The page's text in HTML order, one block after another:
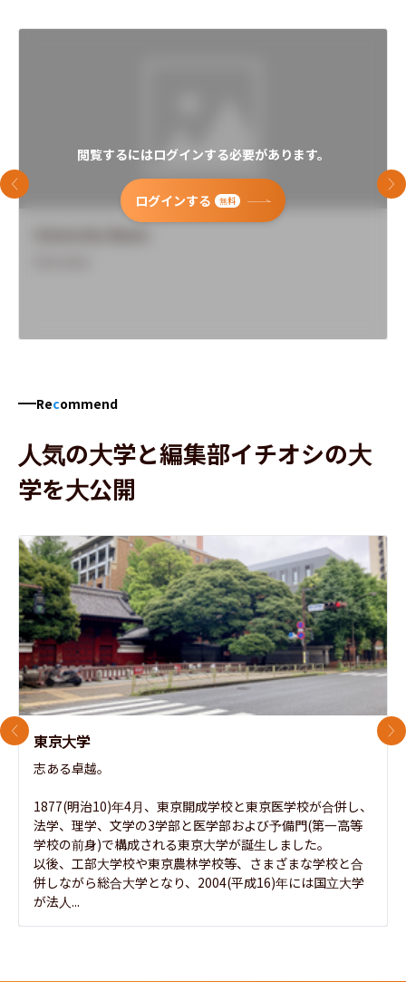
閲覧するにはログインする必要があります。
ログインする 無料
前のスライド 次
Recommend
人気の大学と編集部イチオシの大
学を大公開
東京大学
志ある卓越。
1877(明治10)年4月、東京開成学校と東京医学校が合併し、
法学、理学、文学の3学部と医学部および予備門(第一高等
学校の前身)で構成される東京大学が誕生しました。
以後、工部大学校や東京農林学校等、さまざまな学校と合
併しながら総合大学となり、2004(平成16)年には国立大学
が法人...
前のスライド 次